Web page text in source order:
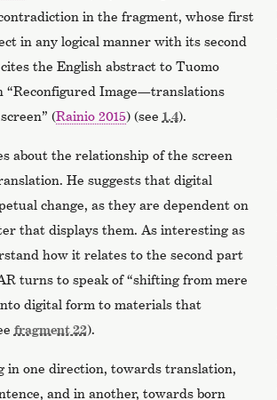
in the fragment, whose first
in any logical manner with its second
the English abstract to Tuomo
“Reconfigured Image—translations
(Rainio 2015) (see 1.4).
about the relationship of the screen
He suggests that digital
change, as they are dependent on
that displays them. As interesting as
how it relates to the second part
turns to speak of “shifting from mere
digital form to materials that
fragment 22).
in one direction, towards translation,
and in another, towards born